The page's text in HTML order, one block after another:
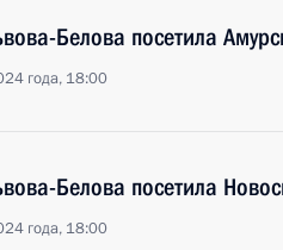
Белова посетила
года, 18:00
Белова посетила
года, 18:00